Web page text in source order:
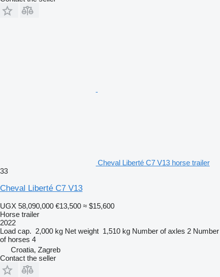
Cheval Liberté C7 V13 horse trailer
33
Cheval Liberté C7 V13
UGX 58,090,000 €13,500 ≈ $15,600
Horse trailer
2022
Load cap. 2,000 kg Net weight 1,510 kg Number of axles 2 Number
of horses 4
Croatia, Zagreb
Contact the seller